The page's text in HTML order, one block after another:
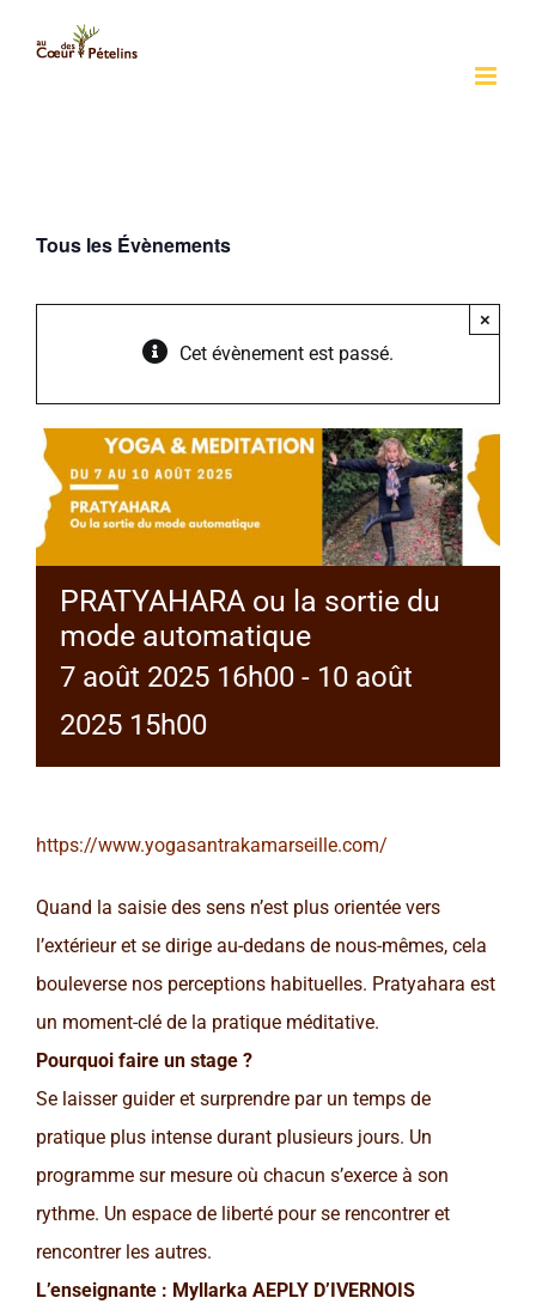
Tous les Évènements
Cet évènement est passé.
×
PRATYAHARA ou la sortie du
mode automatique
7 août 2025 16h00 - 10 août
2025 15h00
https://www.yogasantrakamarseille.com/
Quand la saisie des sens n’est plus orientée vers
l’extérieur et se dirige au-dedans de nous-mêmes, cela
bouleverse nos perceptions habituelles. Pratyahara est
un moment-clé de la pratique méditative.
Pourquoi faire un stage ?
Se laisser guider et surprendre par un temps de
pratique plus intense durant plusieurs jours. Un
programme sur mesure où chacun s’exerce à son
rythme. Un espace de liberté pour se rencontrer et
rencontrer les autres.
L’enseignante : Myllarka AEPLY D’IVERNOIS